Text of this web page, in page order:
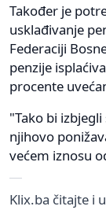
Također je
usklađivanje
Federaciji
penzije
procente
"Tako bi
njihovo
većem iznosu
Klix.ba čitajte i